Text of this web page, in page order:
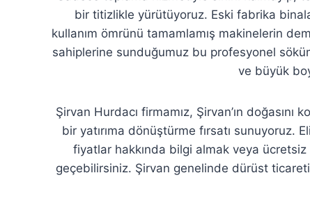
bir titizlikle yürütüyoruz. Eski fabrika
kullanım ömrünü tamamlamış makinelerin
sahiplerine sunduğumuz bu profesyonel
ve büyük
Şirvan Hurdacı firmamız, Şirvan’ın
bir yatırıma dönüştürme fırsatı sunuyoruz.
fiyatlar hakkında bilgi almak veya
geçebilirsiniz. Şirvan genelinde dürüst